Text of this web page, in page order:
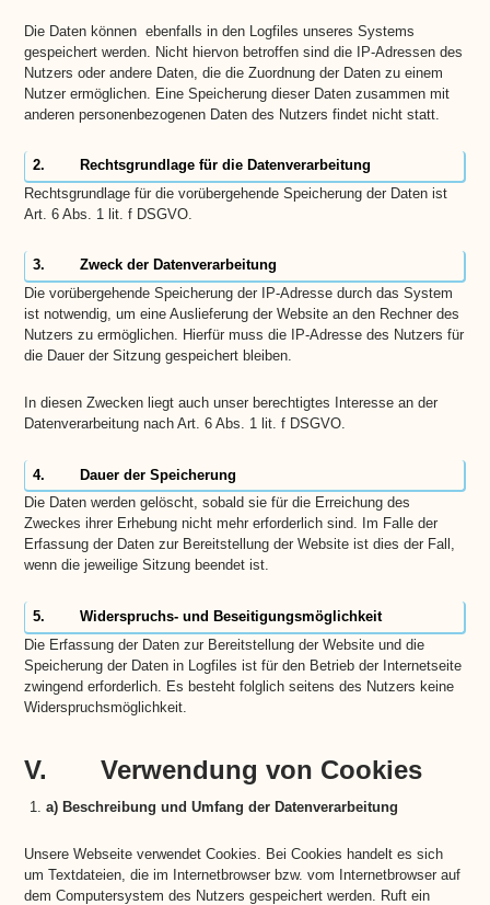
Die Daten können ebenfalls in den Logfiles unseres Systems
gespeichert werden. Nicht hiervon betroffen sind die IP-Adressen des
Nutzers oder andere Daten, die die Zuordnung der Daten zu einem
Nutzer ermöglichen. Eine Speicherung dieser Daten zusammen mit
anderen personenbezogenen Daten des Nutzers findet nicht statt.
2. Rechtsgrundlage für die Datenverarbeitung
Rechtsgrundlage für die vorübergehende Speicherung der Daten ist
Art. 6 Abs. 1 lit. f DSGVO.
3. Zweck der Datenverarbeitung
Die vorübergehende Speicherung der IP-Adresse durch das System
ist notwendig, um eine Auslieferung der Website an den Rechner des
Nutzers zu ermöglichen. Hierfür muss die IP-Adresse des Nutzers für
die Dauer der Sitzung gespeichert bleiben.
In diesen Zwecken liegt auch unser berechtigtes Interesse an der
Datenverarbeitung nach Art. 6 Abs. 1 lit. f DSGVO.
4. Dauer der Speicherung
Die Daten werden gelöscht, sobald sie für die Erreichung des
Zweckes ihrer Erhebung nicht mehr erforderlich sind. Im Falle der
Erfassung der Daten zur Bereitstellung der Website ist dies der Fall,
wenn die jeweilige Sitzung beendet ist.
5. Widerspruchs- und Beseitigungsmöglichkeit
Die Erfassung der Daten zur Bereitstellung der Website und die
Speicherung der Daten in Logfiles ist für den Betrieb der Internetseite
zwingend erforderlich. Es besteht folglich seitens des Nutzers keine
Widerspruchsmöglichkeit.
V. Verwendung von Cookies
a) Beschreibung und Umfang der Datenverarbeitung
Unsere Webseite verwendet Cookies. Bei Cookies handelt es sich
um Textdateien, die im Internetbrowser bzw. vom Internetbrowser auf
dem Computersystem des Nutzers gespeichert werden. Ruft ein